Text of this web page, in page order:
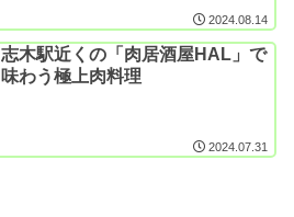
2024.08.14
志木駅近くの「肉居酒屋HAL」で
味わう極上肉料理
2024.07.31